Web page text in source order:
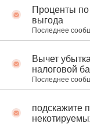
Проценты
выгода
Последнее
Вычет
налоговой
Последнее
подскажите